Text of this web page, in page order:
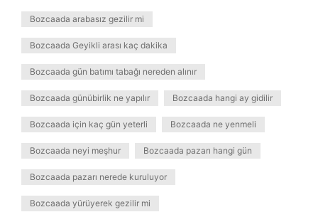
Bozcaada arabasız gezilir mi
Bozcaada Geyikli arası kaç dakika
Bozcaada gün batımı tabağı nereden alınır
Bozcaada günübirlik ne yapılır Bozcaada hangi ay gidilir
Bozcaada için kaç gün yeterli Bozcaada ne yenmeli
Bozcaada neyi meşhur Bozcaada pazarı hangi gün
Bozcaada pazarı nerede kuruluyor
Bozcaada yürüyerek gezilir mi